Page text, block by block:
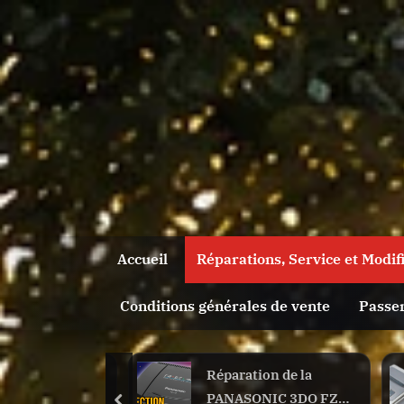
Skip
to
content
Accueil Réparations, Service et
Toggle
sub-
menu
Conditions générales de vente
Réparation de la
PANASONIC 3DO FZ-